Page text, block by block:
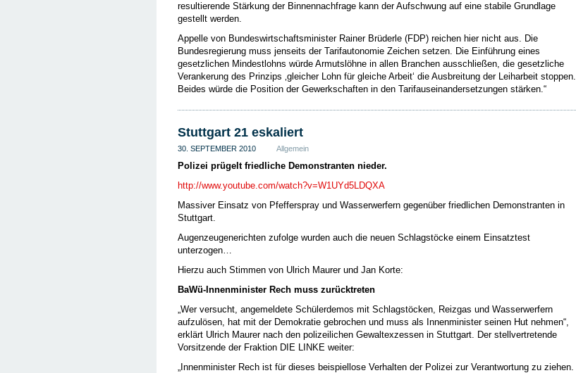
resultierende Stärkung der Binnennachfrage kann der Aufschwung auf eine stabile Grundlage
gestellt werden.
Appelle von Bundeswirtschaftsminister Rainer Brüderle (FDP) reichen hier nicht aus. Die
Bundesregierung muss jenseits der Tarifautonomie Zeichen setzen. Die Einführung eines
gesetzlichen Mindestlohns würde Armutslöhne in allen Branchen ausschließen, die gesetzliche
Verankerung des Prinzips ‚gleicher Lohn für gleiche Arbeit‘ die Ausbreitung der Leiharbeit stoppen.
Beides würde die Position der Gewerkschaften in den Tarifauseinandersetzungen stärken.“
Stuttgart 21 eskaliert
30. SEPTEMBER 2010 Allgemein
Polizei prügelt friedliche Demonstranten nieder.
http://www.youtube.com/watch?v=W1UYd5LDQXA
Massiver Einsatz von Pfefferspray und Wasserwerfern gegenüber friedlichen Demonstranten in
Stuttgart.
Augenzeugenerichten zufolge wurden auch die neuen Schlagstöcke einem Einsatztest
unterzogen…
Hierzu auch Stimmen von Ulrich Maurer und Jan Korte:
BaWü-Innenminister Rech muss zurücktreten
„Wer versucht, angemeldete Schülerdemos mit Schlagstöcken, Reizgas und Wasserwerfern
aufzulösen, hat mit der Demokratie gebrochen und muss als Innenminister seinen Hut nehmen“,
erklärt Ulrich Maurer nach den polizeilichen Gewaltexzessen in Stuttgart. Der stellvertretende
Vorsitzende der Fraktion DIE LINKE weiter:
„Innenminister Rech ist für dieses beispiellose Verhalten der Polizei zur Verantwortung zu ziehen.